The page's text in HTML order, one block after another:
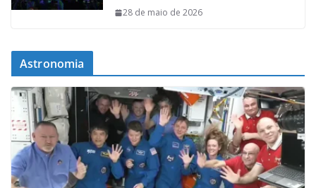
28 de maio de 2026
Astronomia